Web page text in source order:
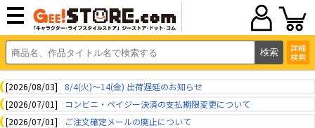
詳細
検索
[2026/08/03]
8/4(火)～14(金) 出荷遅延のお知らせ
[2026/07/01]
コンビニ・ペイジー決済の支払期限変更について
[2026/07/01]
ご注文確定メールの廃止について